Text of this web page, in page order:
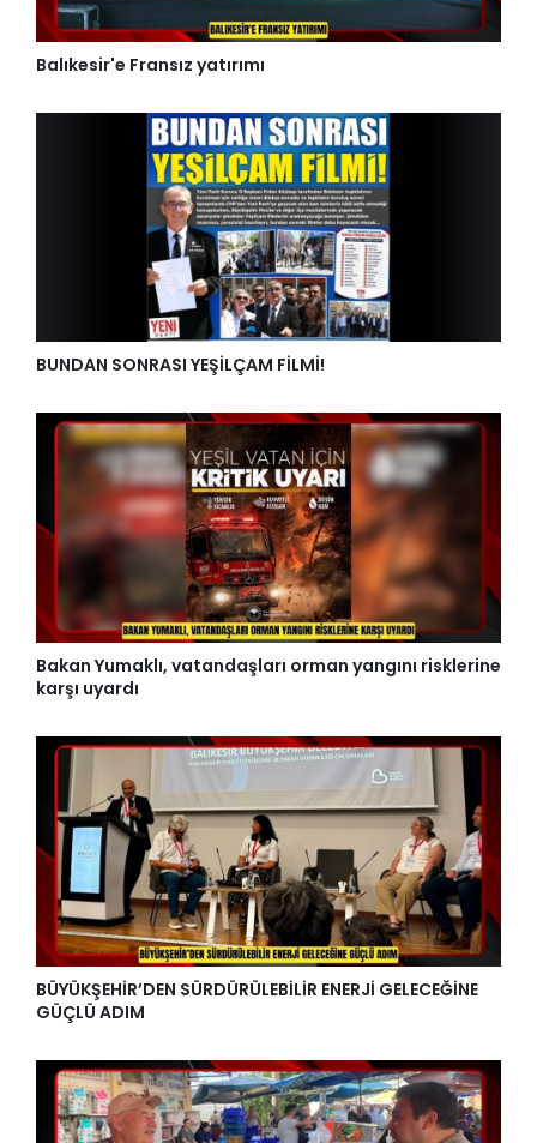
Balıkesir'e Fransız yatırımı
BUNDAN SONRASI YEŞİLÇAM FİLMİ!
Bakan Yumaklı, vatandaşları orman yangını risklerine
karşı uyardı
BÜYÜKŞEHİR’DEN SÜRDÜRÜLEBİLİR ENERJİ GELECEĞİNE
GÜÇLÜ ADIM